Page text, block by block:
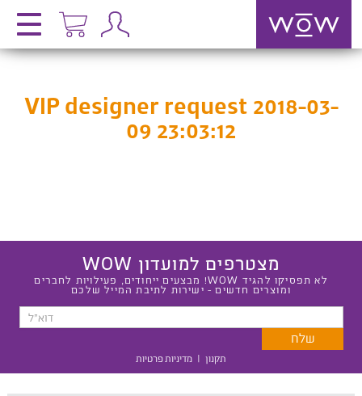
VIP designer request 2018-03-
09 23:03:12
מצטרפים למועדון WOW
לא תפסיקו להגיד WOW! מבצעים ייחודים, פעילויות לחברים
ומוצרים חדשים - ישירות לתיבת המייל שלכם
תקנון | מדיניות פרטיות